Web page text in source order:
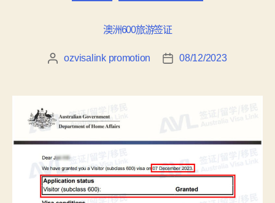
澳洲600旅游签证
ozvisalink promotion 08/12/2023